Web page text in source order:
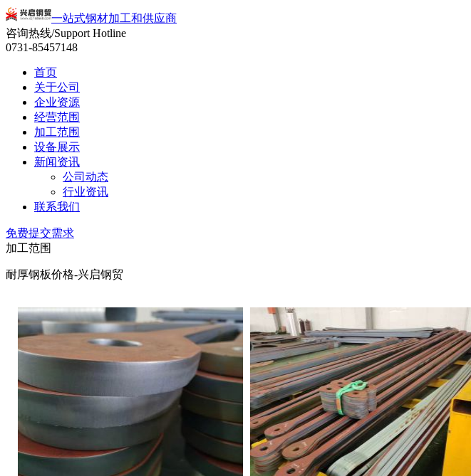
一站式钢材加工和供应商
咨询热线/Support Hotline
0731-85457148
首页
关于公司
企业资源
经营范围
加工范围
设备展示
新闻资讯
公司动态
行业资讯
联系我们
免费提交需求
加工范围
耐厚钢板价格-兴启钢贸